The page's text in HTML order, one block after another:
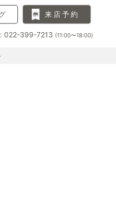
来店予約
022-399-7213 (11:00〜18:00)